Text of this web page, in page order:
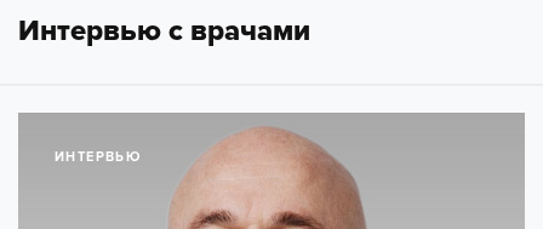
Интервью с врачами
ИНТЕРВЬЮ